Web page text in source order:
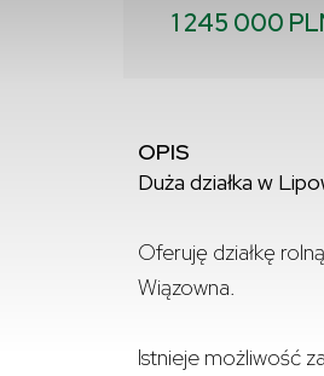
1 245 000
OPIS
Duża działka w
Oferuję działkę
Wiązowna.
Istnieje możliwość